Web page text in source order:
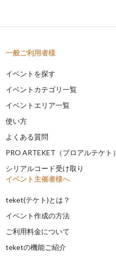
一般ご利用者様
イベントを探す
イベントカテゴリ一覧
イベントエリア一覧
使い方
よくある質問
PRO ARTEKET（プロアルテケト）
シリアルコード受け取り
イベント主催者様へ
teket(テケト)とは？
イベント作成の方法
ご利用料金について
teketの機能ご紹介